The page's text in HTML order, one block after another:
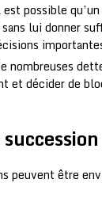
possible
lui donner
nombreuses
et décider de
peuvent être